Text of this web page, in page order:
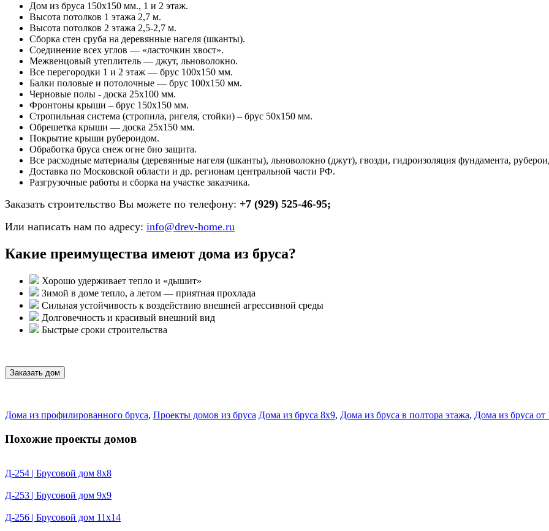
Дом из бруса 150х150 мм., 1 и 2 этаж.
Высота потолков 1 этажа 2,7 м.
Высота потолков 2 этажа 2,5-2,7 м.
Сборка стен сруба на деревянные нагеля (шканты).
Соединение всех углов — «ласточкин хвост».
Межвенцовый утеплитель — джут, льноволокно.
Все перегородки 1 и 2 этаж — брус 100х150 мм.
Балки половые и потолочные — брус 100х150 мм.
Черновые полы - доска 25х100 мм.
Фронтоны крыши – брус 150х150 мм.
Стропильная система (стропила, ригеля, стойки) – брус 50х150 мм.
Обрешетка крыши — доска 25х150 мм.
Покрытие крыши рубероидом.
Обработка бруса снеж огне био защита.
Все расходные материалы (деревянные нагеля (шканты), льноволокно (джут), гвозди, гидроизоляция фундамента,
Доставка по Московской области и др. регионам центральной части РФ.
Разгрузочные работы и сборка на участке заказчика.
Заказать строительство Вы можете по телефону: +7 (929) 525-46-95;
Или написать нам по адресу: info@drev-home.ru
Какие преимущества имеют дома из бруса?
Хорошо удерживает тепло и «дышит»
Зимой в доме тепло, а летом — приятная прохлада
Сильная устойчивость к воздействию внешней агрессивной среды
Долговечность и красивый внешний вид
Быстрые сроки строительства
Заказать дом
Дома из профилированного бруса, Проекты домов из бруса Дома из бруса 8х9, Дома из бруса в полтора этажа, Дома из бруса
Похожие проекты домов
Д-254 | Брусовой дом 8х8
Д-253 | Брусовой дом 9х9
Д-256 | Брусовой дом 11х14